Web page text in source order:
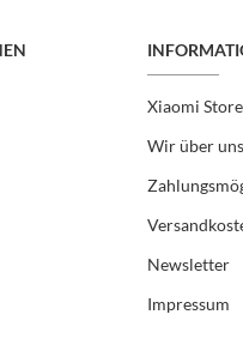
Xiaomi Store
Wir über uns
Newsletter
Impressum